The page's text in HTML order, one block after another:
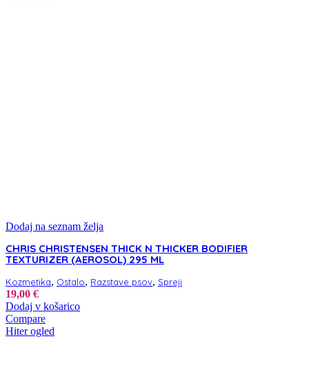
Dodaj na seznam želja
CHRIS CHRISTENSEN THICK N THICKER BODIFIER
TEXTURIZER (AEROSOL) 295 ML
Kozmetika, Ostalo, Razstave psov, Spreji
19,00 €
Dodaj v košarico
Compare
Hiter ogled